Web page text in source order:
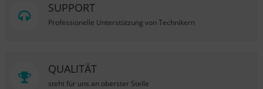
SUPPORT
Professionelle Unterstützung von Technikern
QUALITÄT
steht für uns an oberster Stelle